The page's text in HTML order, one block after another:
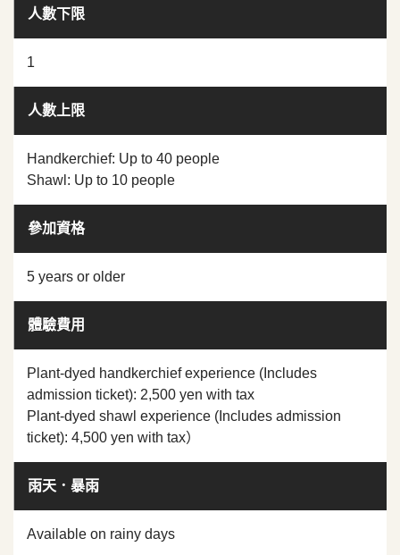
人數下限
1
人數上限
Handkerchief: Up to 40 people
Shawl: Up to 10 people
參加資格
5 years or older
體驗費用
Plant-dyed handkerchief experience (Includes
admission ticket): 2,500 yen with tax
Plant-dyed shawl experience (Includes admission
ticket): 4,500 yen with tax）
雨天．暴雨
Available on rainy days